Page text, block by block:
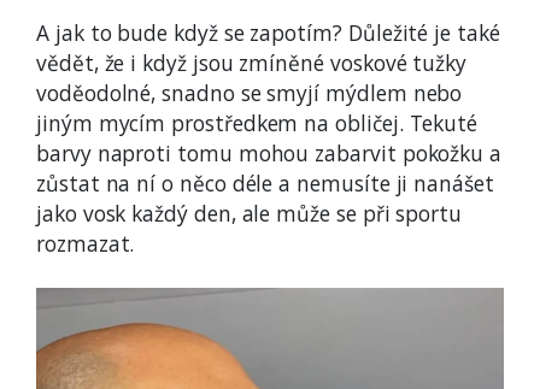
A jak to bude když se zapotím? Důležité je také
vědět, že i když jsou zmíněné voskové tužky
voděodolné, snadno se smyjí mýdlem nebo
jiným mycím prostředkem na obličej. Tekuté
barvy naproti tomu mohou zabarvit pokožku a
zůstat na ní o něco déle a nemusíte ji nanášet
jako vosk každý den, ale může se při sportu
rozmazat.